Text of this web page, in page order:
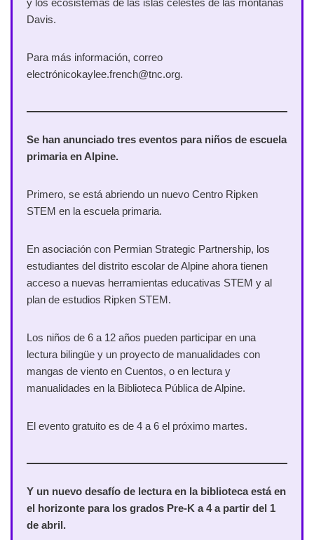
Davis.
Para más información, correo
electrónicokaylee.french@tnc.org.
Se han anunciado tres eventos para niños de escuela
primaria en Alpine.
Primero, se está abriendo un nuevo Centro Ripken
STEM en la escuela primaria.
En asociación con Permian Strategic Partnership, los
estudiantes del distrito escolar de Alpine ahora tienen
acceso a nuevas herramientas educativas STEM y al
plan de estudios Ripken STEM.
Los niños de 6 a 12 años pueden participar en una
lectura bilingüe y un proyecto de manualidades con
mangas de viento en Cuentos, o en lectura y
manualidades en la Biblioteca Pública de Alpine.
El evento gratuito es de 4 a 6 el próximo martes.
Y un nuevo desafío de lectura en la biblioteca está en
el horizonte para los grados Pre-K a 4 a partir del 1
de abril.